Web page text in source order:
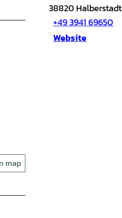
map
38820 Halberstadt
+49 3941 69650
Website